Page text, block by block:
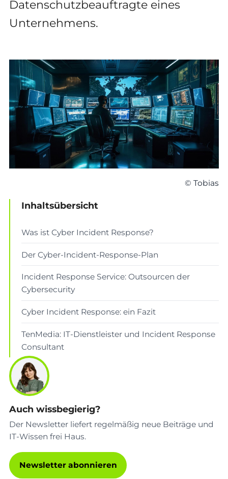
Datenschutzbeauftragte eines
Unternehmens.
© Tobias
Inhaltsübersicht
Was ist Cyber Incident Response?
Der Cyber-Incident-Response-Plan
Incident Response Service: Outsourcen der
Cybersecurity
Cyber Incident Response: ein Fazit
TenMedia: IT-Dienstleister und Incident Response
Consultant
Auch wissbegierig?
Der Newsletter liefert regelmäßig neue Beiträge und
IT-Wissen frei Haus.
Newsletter abonnieren